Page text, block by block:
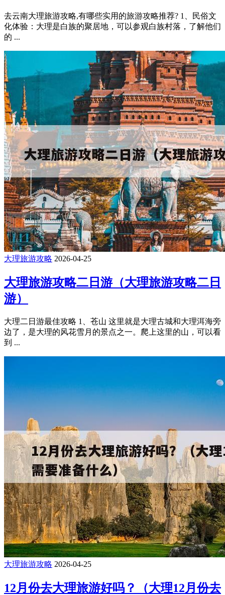
去云南大理旅游攻略,有哪些实用的旅游攻略推荐? 1、民俗文
化体验：大理是白族的聚居地，可以参观白族村落，了解他们
的 ...
大理旅游攻略 2026-04-25
大理旅游攻略二日游（大理旅游攻略二日
游）
大理二日游最佳攻略 1、苍山 这里就是大理古城和大理洱海旁
边了，是大理的风花雪月的景点之一。爬上这里的山，可以看
到 ...
大理旅游攻略 2026-04-25
12月份去大理旅游好吗？（大理12月份去